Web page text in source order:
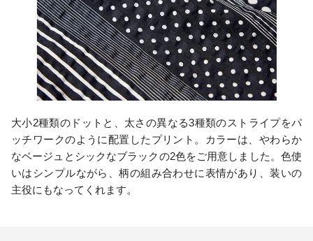
大小2種類のドットと、太さの異なる3種類のストライプをパ
ッチワークのように配置したプリント。カラーは、やわらか
なベージュとシックなブラックの2色をご用意しました。色使
いはシンプルながら、柄の組み合わせに表情があり、装いの
主役にもなってくれます。